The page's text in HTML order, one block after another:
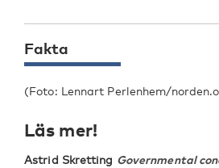
Fakta
(Foto: Lennart Perlenhem/
Läs mer!
Astrid Skretting Governmental